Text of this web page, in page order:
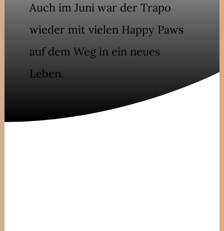
Auch im Juni war der Trapo
wieder mit vielen Happy Paws
auf dem Weg in ein neues
Leben.